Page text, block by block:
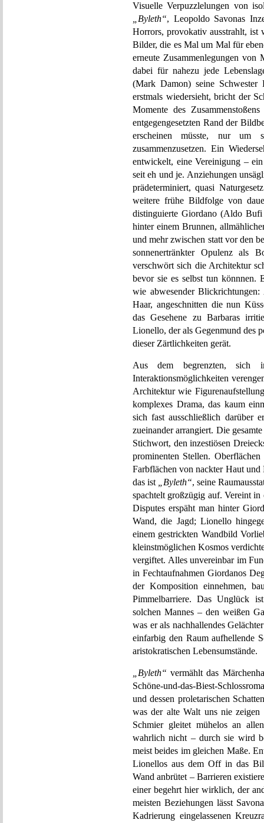
Visuelle Verpuzzlelungen von
„Byleth“, Leopoldo Savonas
Horrors, provokativ ausstrahlt, ist
Bilder, die es Mal um Mal für
erneute Zusammenlegungen
dabei für nahezu jede
(Mark Damon) seine Schwester
erstmals wiedersieht, bricht der
Momente des
entgegengesetzten Rand der
erscheinen müsste, nur um
zusammenzusetzen. Ein
entwickelt, eine Vereinigung –
seit eh und je. Anziehungen
prädeterminiert, quasi
weitere frühe Bildfolge von
distinguierte Giordano (Aldo
hinter einem Brunnen,
und mehr zwischen statt vor den
sonnenertränkter Opulenz als
verschwört sich die Architektur
bevor sie es selbst tun könnnen.
wie abwesender
Haar, angeschnitten die nun
das Gesehene zu Barbaras
Lionello, der als Gegenmund des
dieser Zärtlichkeiten gerät.
Aus dem begrenzten, sich
Interaktionsmöglichkeiten
Architektur wie
komplexes Drama, das kaum
sich fast ausschließlich darüber
zueinander arrangiert. Die
Stichwort, den inzestiösen
prominenten Stellen.
Farbflächen von nackter Haut
das ist
„Byleth“, seine
spachtelt großzügig auf. Vereint
Disputes erspäht man hinter
Wand, die Jagd; Lionello
einem gestrickten Wandbild
kleinstmöglichen Kosmos
vergiftet. Alles unvereinbar im
in Fechtaufnahmen Giordanos
der Komposition einnehmen,
Pimmelbarriere. Das Unglück
solchen Mannes – den weißen
was er als nachhallendes
einfarbig den Raum aufhellende
aristokratischen Lebensumstände.
„Byleth“ vermählt das
Schöne-und-das-Biest-
und dessen proletarischen
was der alte Walt uns nie
Schmier gleitet mühelos an
wahrlich nicht – durch sie wird
meist beides im gleichen Maße.
Lionellos aus dem Off in das
Wand anbrütet – Barrieren
einer begehrt hier wirklich, der
meisten Beziehungen lässt
Kadrierung eingelassenen